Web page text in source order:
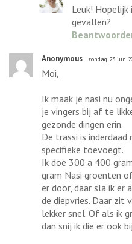
Leuk! Hopelijk
gevallen?
Anonymous zondag 23 jun
Moi,
Ik maak je nasi nu
je vingers bij af te
gezonde dingen erin.
De trassi is
specifieke toevoegt.
Ik doe 300 a 400
gram Nasi groenten
er door, daar sla ik er
de diepvries. Daar zit
lekker snel. Of als ik
dan snij ik die er ook